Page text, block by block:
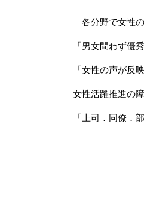
各分野で女性
「男女問わず優
「女性の声が反
女性活躍推進の
「上司．同僚．